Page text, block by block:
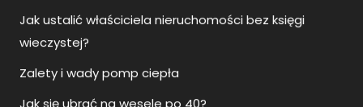
Zalety i wady pomp ciepła
Jak się ubrać na wesele po 40?
Jaka klimatyzacja do domu 150m2?